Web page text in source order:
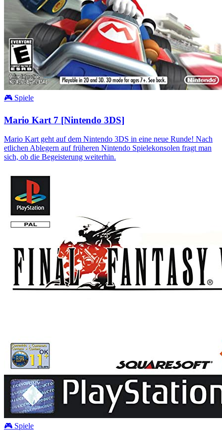
🎮 Spiele
Mario Kart 7 [Nintendo 3DS]
Mario Kart geht auf dem Nintendo 3DS in eine neue Runde! Nach
etlichen Ablegern auf früheren Nintendo Spielekonsolen fragt man
sich, ob die Begeisterung weiterhin.
🎮 Spiele